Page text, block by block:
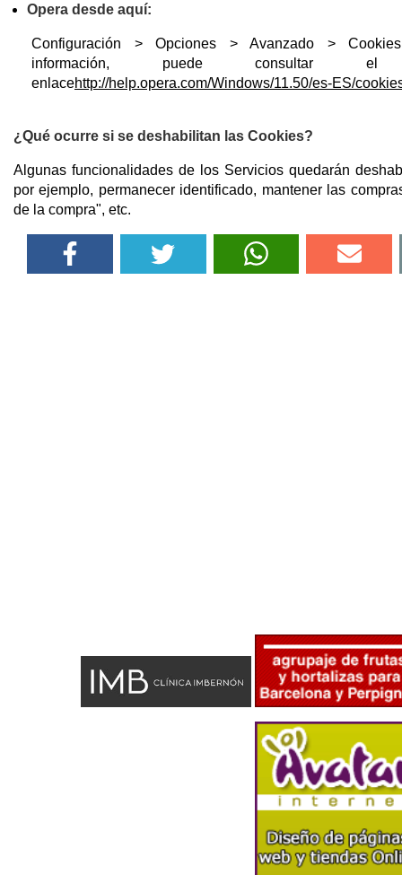
Opera desde aquí:
Configuración > Opciones > Avanzado >
información, puede consultar el
enlacehttp://help.opera.com/Windows/11.50/es-ES/
¿Qué ocurre si se deshabilitan las Cookies?
Algunas funcionalidades de los Servicios quedarán
por ejemplo, permanecer identificado, mantener las
de la compra", etc.